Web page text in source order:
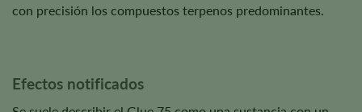
con precisión los compuestos terpenos predominantes.
Efectos notificados